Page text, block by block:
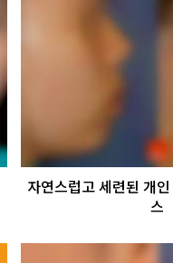
자연스럽고 세련된 개
스